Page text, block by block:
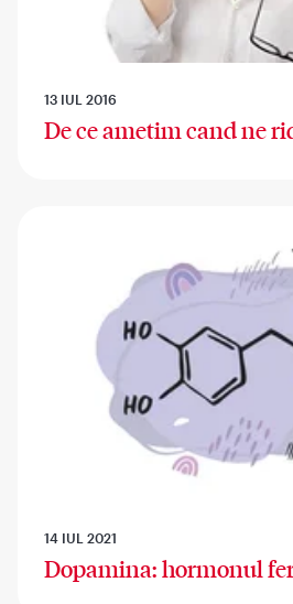
13 IUL 2016
De ce ametim cand ne
14 IUL 2021
Dopamina: hormonul